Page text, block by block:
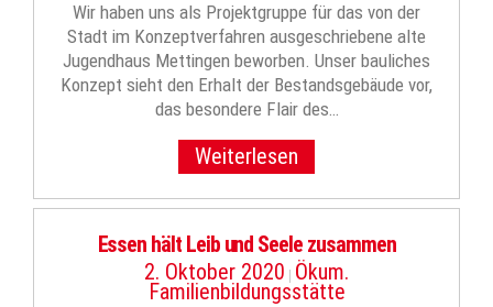
Wir haben uns als Projektgruppe für das von der
Stadt im Konzeptverfahren ausgeschriebene alte
Jugendhaus Mettingen beworben. Unser bauliches
Konzept sieht den Erhalt der Bestandsgebäude vor,
das besondere Flair des…
Weiterlesen
Essen hält Leib und Seele zusammen
2. Oktober 2020 | Ökum.
Familienbildungsstätte